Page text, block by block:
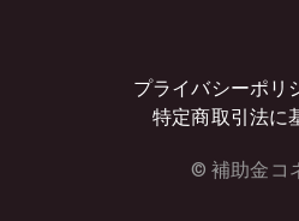
プライバシーポリ
特定商取引法に
© 補助金コ